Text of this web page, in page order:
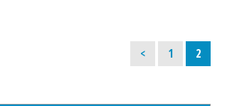
< Page
1 Page
2